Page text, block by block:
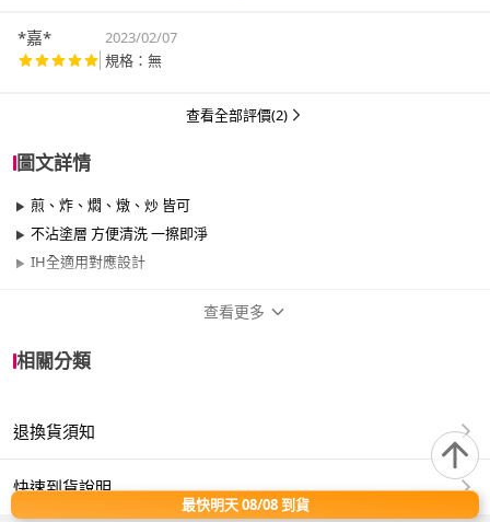
*嘉*
2023/02/07
規格：無
查看全部評價(2)
圖文詳情
煎、炸、燜、燉、炒 皆可
不沾塗層 方便清洗 一擦即淨
IH全適用對應設計
尺寸
材質 其他合金
查看更多
相關分類
退換貨須知
快速到貨說明
最快明天 08/08 到貨